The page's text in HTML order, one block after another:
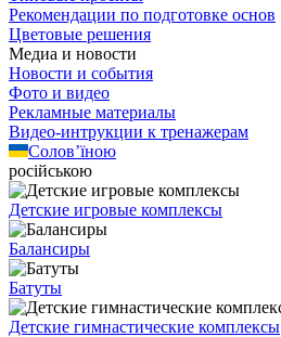
Рекомендации по подготовке основ
Цветовые решения
Медиа и новости
Новости и события
Фото и видео
Рекламные материалы
Видео-интрукции к тренажерам
Солов’їною
російською
Детские игровые комплексы
Балансиры
Батуты
Детские гимнастические комплексы